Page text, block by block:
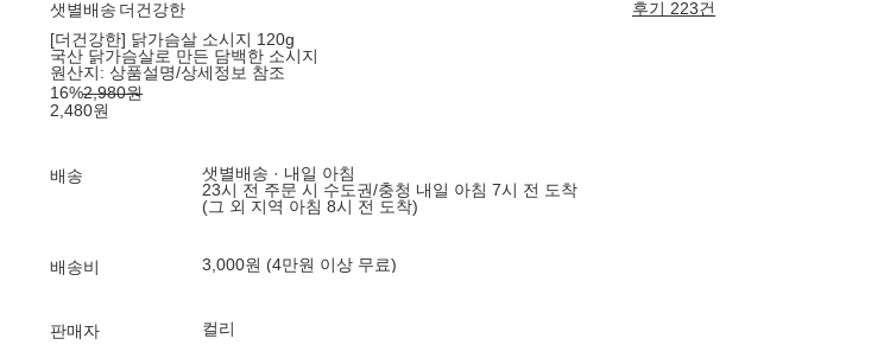
샛별배송 더건강한
후기 223건
[더건강한] 닭가슴살 소시지 120g
국산 닭가슴살로 만든 담백한 소시지
원산지: 상품설명/상세정보 참조
16%2,980원
2,480원
배송
샛별배송 · 내일 아침
23시 전 주문 시 수도권/충청 내일 아침 7시 전 도착
(그 외 지역 아침 8시 전 도착)
배송비 3,000원 (4만원 이상 무료)
판매자 컬리